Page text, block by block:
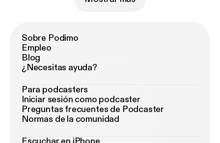
Sobre Podimo
Empleo
Blog
¿Necesitas ayuda?
Para podcasters
Iniciar sesión como podcaster
Preguntas frecuentes de Podcaster
Normas de la comunidad